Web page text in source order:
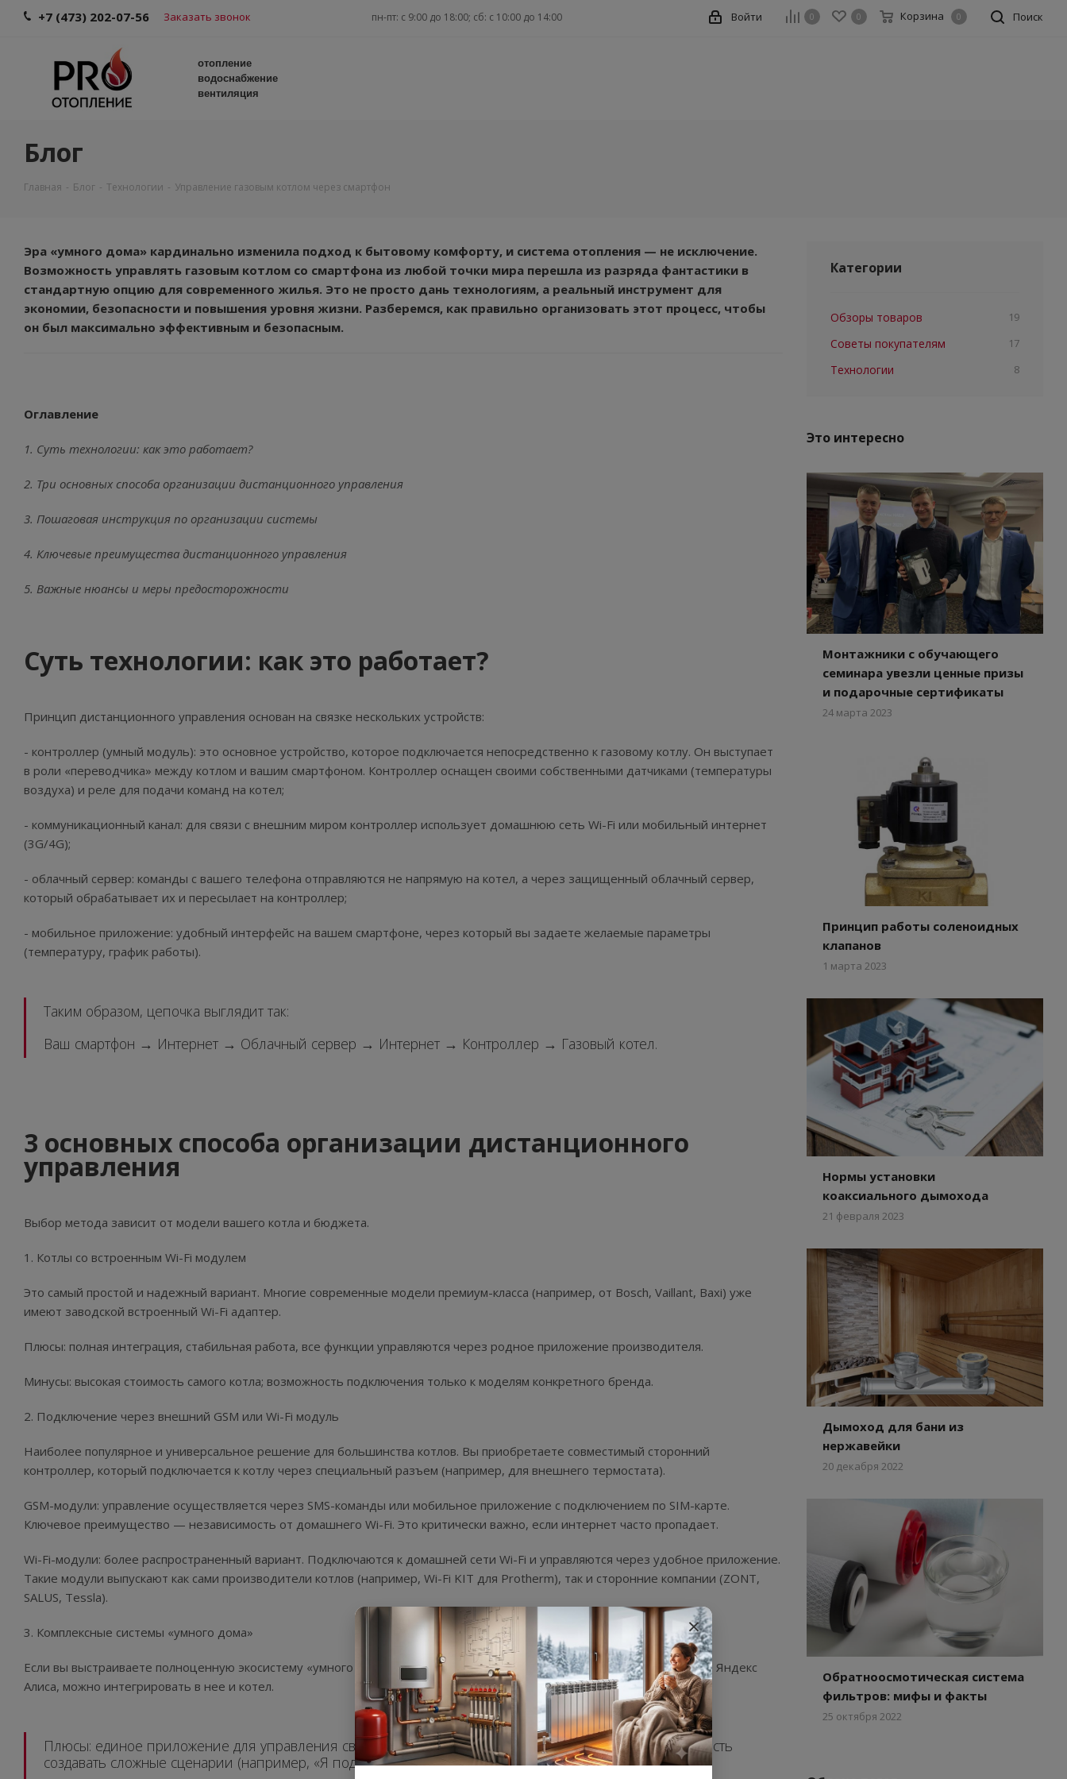
+7 (473) 202-07-56 Заказать звонок пн-пт: c 9:00 до 18:00; сб: с 10:00 до 14:00 Поиск
0 0 Корзина 0
Войти
отопление
водоснабжение
вентиляция
Блог
Главная - Блог - Технологии - Управление газовым котлом через смартфон
Эра «умного дома» кардинально изменила подход к бытовому комфорту, и система отопления — не исключение.
Возможность управлять газовым котлом со смартфона из любой точки мира перешла из разряда фантастики в
стандартную опцию для современного жилья. Это не просто дань технологиям, а реальный инструмент для
экономии, безопасности и повышения уровня жизни. Разберемся, как правильно организовать этот процесс, чтобы
он был максимально эффективным и безопасным.
Оглавление
1. Суть технологии: как это работает?
2. Три основных способа организации дистанционного управления
3. Пошаговая инструкция по организации системы
4. Ключевые преимущества дистанционного управления
5. Важные нюансы и меры предосторожности
Суть технологии: как это работает?
Принцип дистанционного управления основан на связке нескольких устройств:
- контроллер (умный модуль): это основное устройство, которое подключается непосредственно к газовому котлу. Он выступает
в роли «переводчика» между котлом и вашим смартфоном. Контроллер оснащен своими собственными датчиками (температуры
воздуха) и реле для подачи команд на котел;
- коммуникационный канал: для связи с внешним миром контроллер использует домашнюю сеть Wi-Fi или мобильный интернет
(3G/4G);
- облачный сервер: команды с вашего телефона отправляются не напрямую на котел, а через защищенный облачный сервер,
который обрабатывает их и пересылает на контроллер;
- мобильное приложение: удобный интерфейс на вашем смартфоне, через который вы задаете желаемые параметры
(температуру, график работы).
Таким образом, цепочка выглядит так:
Ваш смартфон → Интернет → Облачный сервер → Интернет → Контроллер → Газовый котел.
3 основных способа организации дистанционного
управления
Выбор метода зависит от модели вашего котла и бюджета.
1. Котлы со встроенным Wi-Fi модулем
Это самый простой и надежный вариант. Многие современные модели премиум-класса (например, от Bosch, Vaillant, Baxi) уже
имеют заводской встроенный Wi-Fi адаптер.
Плюсы: полная интеграция, стабильная работа, все функции управляются через родное приложение производителя.
Минусы: высокая стоимость самого котла; возможность подключения только к моделям конкретного бренда.
2. Подключение через внешний GSM или Wi-Fi модуль
Наиболее популярное и универсальное решение для большинства котлов. Вы приобретаете совместимый сторонний
контроллер, который подключается к котлу через специальный разъем (например, для внешнего термостата).
GSM-модули: управление осуществляется через SMS-команды или мобильное приложение с подключением по SIM-карте.
Ключевое преимущество — независимость от домашнего Wi-Fi. Это критически важно, если интернет часто пропадает.
Wi-Fi-модули: более распространенный вариант. Подключаются к домашней сети Wi-Fi и управляются через удобное приложение.
Такие модули выпускают как сами производители котлов (например, Wi-Fi KIT для Protherm), так и сторонние компании (ZONT,
SALUS, Tessla).
3. Комплексные системы «умного дома»
Если вы выстраиваете полноценную экосистему «умного дома» на базе платформ like Apple HomeKit, Google Home или Яндекс
Алиса, можно интегрировать в нее и котел.
Плюсы: единое приложение для управления светом, розетками, климатом и безопасностью; возможность
создавать сложные сценарии (например, «Я подъезжаю к дому» — котел повышает температуру).
Категории
Обзоры товаров 19
Советы покупателям 17
Технологии 8
Это интересно
Монтажники с обучающего
семинара увезли ценные призы
и подарочные сертификаты
24 марта 2023
Принцип работы соленоидных
клапанов
1 марта 2023
Нормы установки
коаксиального дымохода
21 февраля 2023
Дымоход для бани из
нержавейки
20 декабря 2022
Обратноосмотическая система
фильтров: мифы и факты
25 октября 2022
×